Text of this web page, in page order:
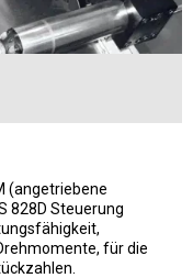
(angetriebene
828D Steuerung
für die